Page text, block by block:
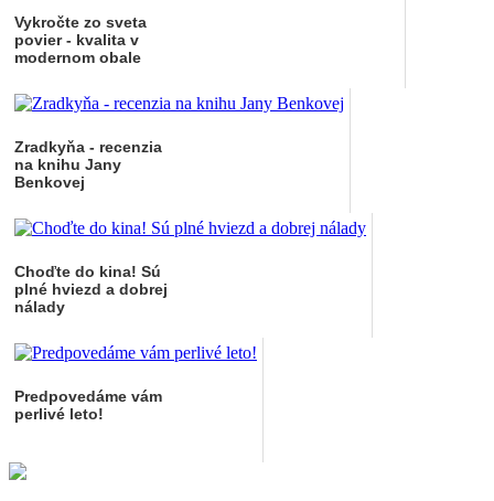
Vykročte zo sveta
povier - kvalita v
modernom obale
Zradkyňa - recenzia
na knihu Jany
Benkovej
Choďte do kina! Sú
plné hviezd a dobrej
nálady
Predpovedáme vám
perlivé leto!